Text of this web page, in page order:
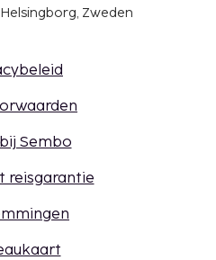
Zweden
Sembo
reisgarantie